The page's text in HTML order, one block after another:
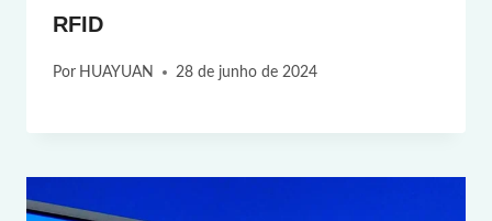
RFID
Por HUAYUAN 28 de junho de 2024